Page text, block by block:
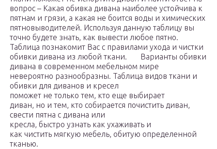
вопрос – Какая обивка дивана наиболее устойчива к
пятнам и грязи, а какая не боится воды и химических
пятновыводителей. Используя данную таблицу вы
точно будете знать, как вывести любое пятно.
Таблица познакомит Вас с правилами ухода и чистки
обивки дивана из любой ткани. Варианты обивки
дивана в современном мебельном мире
невероятно разнообразны. Таблица видов ткани и
обивки для диванов и кресел
поможет не только тем, кто еще выбирает
диван, но и тем, кто собирается почистить диван,
свести пятна с дивана или
кресла, быстро узнать как ухаживать и
как чистить мягкую мебель, обитую определенной
тканью.